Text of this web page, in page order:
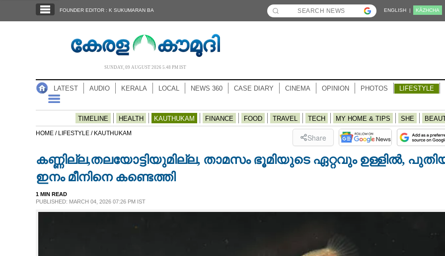
NOTIFIED NEWS
NEWS 360
CASE DIARY
FOUNDER EDITOR : K SUKUMARAN BA ENGLISH | KĀZHCHA
SUNDAY, 09 AUGUST 2026 5.48 PM IST
LATEST AUDIO KERALA LOCAL NEWS 360 CASE DIARY CINEMA OPINION PHOTOS LIFESTYLE
TIMELINE HEALTH KAUTHUKAM FINANCE FOOD TRAVEL TECH MY HOME & TIPS SHE
HOME / LIFESTYLE / KAUTHUKAM Share
കണ്ണില്ല,തലയോട്ടിയുമില്ല, താമസം ഭൂമിയുടെ ഏറ്റവും ഉള്ളിൽ,
ഇനം മീനിനെ കണ്ടെത്തി
1 MIN READ
PUBLISHED: MARCH 04, 2026 07:26 PM IST